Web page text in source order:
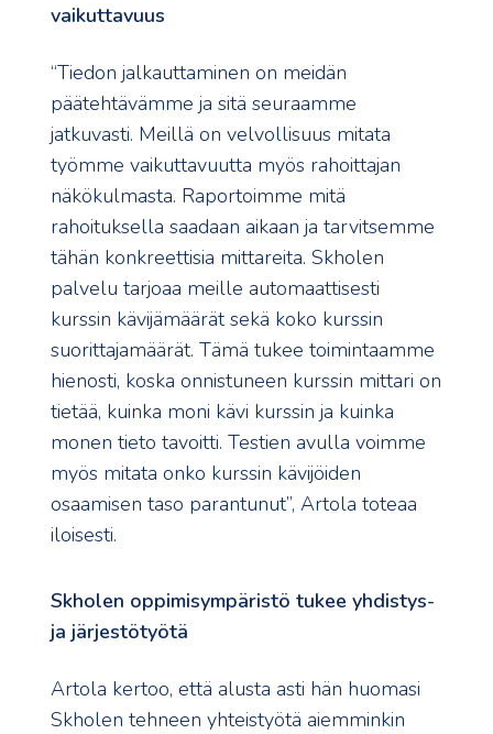
vaikuttavuus
“Tiedon jalkauttaminen on meidän
päätehtävämme ja sitä seuraamme
jatkuvasti. Meillä on velvollisuus mitata
työmme vaikuttavuutta myös rahoittajan
näkökulmasta. Raportoimme mitä
rahoituksella saadaan aikaan ja tarvitsemme
tähän konkreettisia mittareita. Skholen
palvelu tarjoaa meille automaattisesti
kurssin kävijämäärät sekä koko kurssin
suorittajamäärät. Tämä tukee toimintaamme
hienosti, koska onnistuneen kurssin mittari on
tietää, kuinka moni kävi kurssin ja kuinka
monen tieto tavoitti. Testien avulla voimme
myös mitata onko kurssin kävijöiden
osaamisen taso parantunut”, Artola toteaa
iloisesti.
Skholen oppimisympäristö tukee yhdistys-
ja järjestötyötä
Artola kertoo, että alusta asti hän huomasi
Skholen tehneen yhteistyötä aiemminkin